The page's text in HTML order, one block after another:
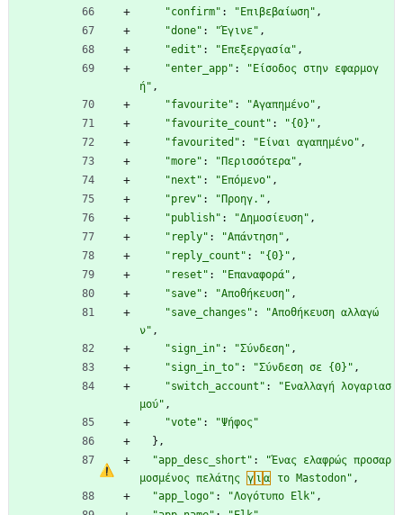
"confirm" : "Επιβεβαίωση" ,
"done" : "Έγινε" ,
"edit" : "Επεξεργασία" ,
"enter_app" :
"Είσοδος στην εφαρμογ
ή" ,
"favourite" : "Αγαπημένο" ,
"favourite_count" : "{0}" ,
"favourited" : "Είναι αγαπημένο" ,
"more" : "Περισσότερα" ,
"next" : "Επόμενο" ,
"prev" : "Προηγ." ,
"publish" : "Δημοσίευση" ,
"reply" : "Απάντηση" ,
"reply_count" : "{0}" ,
"reset" : "Επαναφορά" ,
"save" : "Αποθήκευση" ,
"save_changes" :
"Αποθήκευση αλλαγώ
ν" ,
"sign_in" : "Σύνδεση" ,
"sign_in_to" : "Σύνδεση σε {0}" ,
"switch_account" :
"Εναλλαγή λογαριασ
μού" ,
"vote" :
"Ψήφος"
} ,
"app_desc_short" :
"Ένας ελαφρώς προσαρ
μοσμένος πελάτης γ ι α το Mastodon" ,
"app_logo" : "Λογότυπο Elk" ,